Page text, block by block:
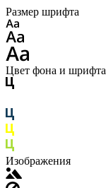
Размер шрифта
Цвет фона и шрифта
Изображения